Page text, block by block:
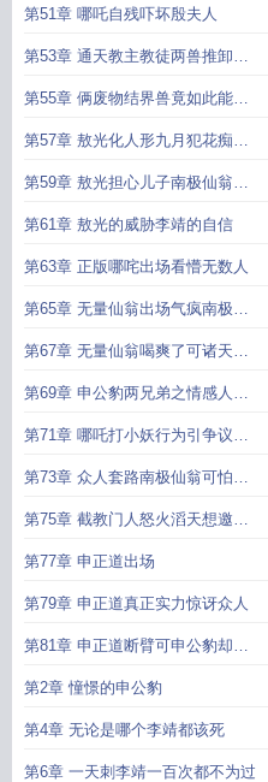
第51章 哪吒自残吓坏殷夫人
第53章 通天教主教徒两兽推卸责
任气坏人
第55章 俩废物结界兽竟如此能扛
诸天万界无数神佛震惊
第57章 敖光化人形九月犯花痴敖
广羡慕嫉妒
第59章 敖光担心儿子南极仙翁发
毒誓
第61章 敖光的威胁李靖的自信
第63章 正版哪咤出场看懵无数人
第65章 无量仙翁出场气疯南极仙
翁
第67章 无量仙翁喝爽了可诸天万
界的人笑疯了
第69章 申公豹两兄弟之情感人肺
腑
第71章 哪吒打小妖行为引争议万
人唾骂
第73章 众人套路南极仙翁可怕的
誓言
第75章 截教门人怒火滔天想邀战
整个阐教
第77章 申正道出场
第79章 申正道真正实力惊讶众人
第81章 申正道断臂可申公豹却奇
怪的沉默起来
第2章 憧憬的申公豹
第4章 无论是哪个李靖都该死
第6章 一天刺李靖一百次都不为过